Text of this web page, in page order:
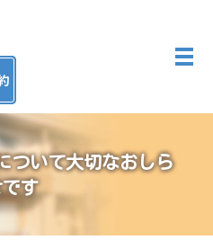
メ
ついて大切なおしら
す